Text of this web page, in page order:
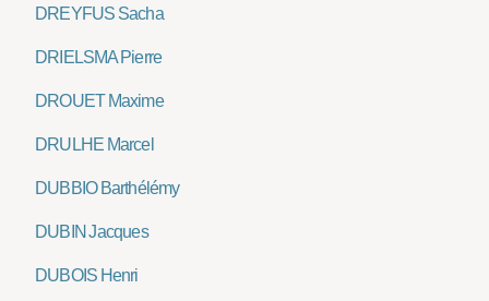
DREYFUS Sacha
DRIELSMA Pierre
DROUET Maxime
DRULHE Marcel
DUBBIO Barthélémy
DUBIN Jacques
DUBOIS Henri